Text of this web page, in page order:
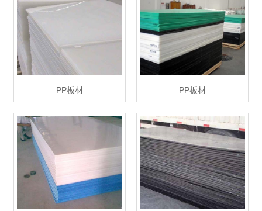
PP板材 PP板材